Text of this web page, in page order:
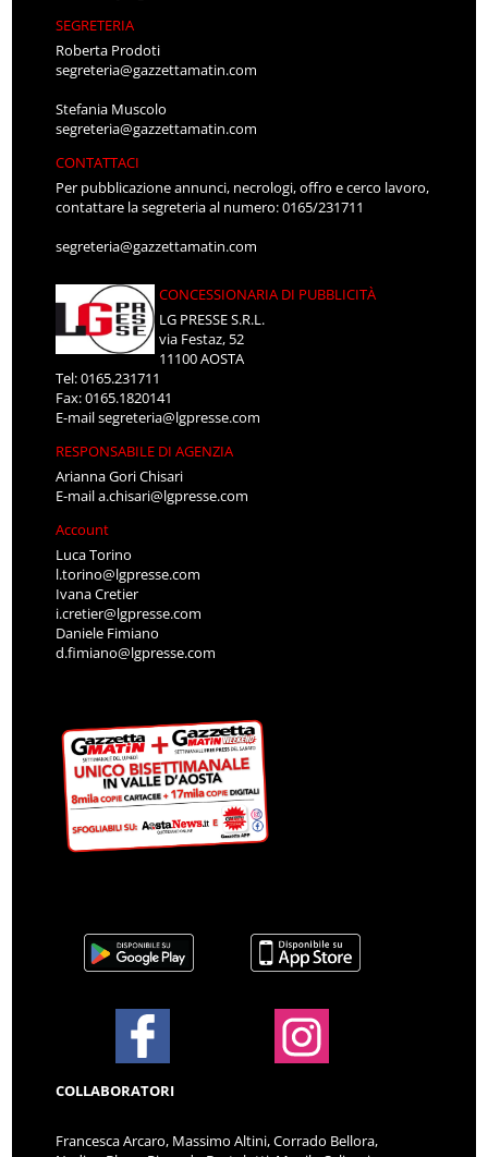
SEGRETERIA
Roberta Prodoti
segreteria@gazzettamatin.com
Stefania Muscolo
segreteria@gazzettamatin.com
CONTATTACI
Per pubblicazione annunci, necrologi, offro e cerco lavoro,
contattare la segreteria al numero: 0165/231711
segreteria@gazzettamatin.com
CONCESSIONARIA DI PUBBLICITÀ
LG PRESSE S.R.L.
via Festaz, 52
11100 AOSTA
Tel: 0165.231711
Fax: 0165.1820141
E-mailsegreteria@lgpresse.com
RESPONSABILE DI AGENZIA
Arianna Gori Chisari
E-maila.chisari@lgpresse.com
Account
Luca Torino
l.torino@lgpresse.com
Ivana Cretier
i.cretier@lgpresse.com
Daniele Fimiano
d.fimiano@lgpresse.com
COLLABORATORI
Francesca Arcaro, Massimo Altini, Corrado Bellora,